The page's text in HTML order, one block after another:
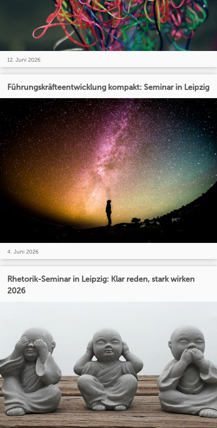
12. Juni 2026
Führungskräfteentwicklung kompakt: Seminar in Leipzig
4. Juni 2026
Rhetorik-Seminar in Leipzig: Klar reden, stark wirken
2026